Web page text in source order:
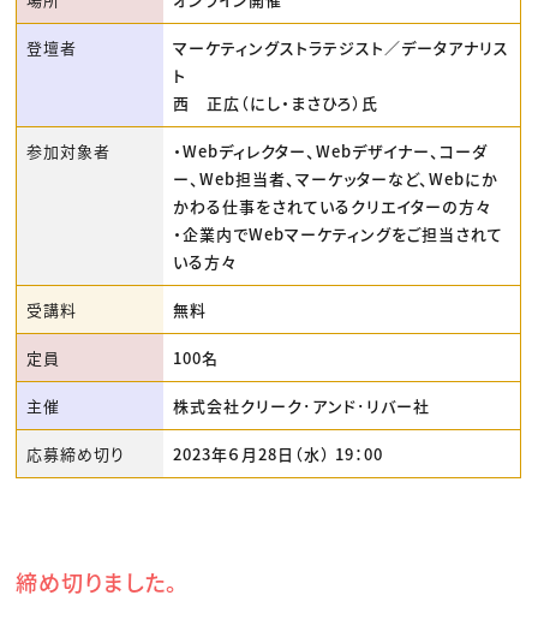
登壇者
マーケティングストラテジスト／データアナリス
ト
西 正広（にし・まさひろ）氏
参加対象者
・Webディレクター、Webデザイナー、コーダ
ー、Web担当者、マーケッターなど、Webにか
かわる仕事をされているクリエイターの方々
・企業内でWebマーケティングをご担当されて
いる方々
受講料 無料
定員 100名
主催 株式会社クリーク･アンド･リバー社
応募締め切り 2023年６月28日（水） 19：00
締め切りました。